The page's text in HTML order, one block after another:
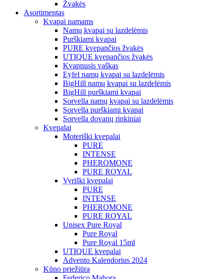
Žvakės
Asortimentas
Kvapai namams
Namų kvapai su lazdelėmis
Purškiami kvapai
PURE kvepančios žvakės
UTIQUE kvepančios žvakės
Kvapnusis vaškas
Eyfel namų kvapai su lazdelėmis
BigHill namų kvapai su lazdelėmis
BigHill purškiami kvapai
Sorvella namų kvapai su lazdelėmis
Sorvella purškiami kvapai
Sorvella dovanų rinkiniai
Kvepalai
Moteriški kvepalai
PURE
INTENSE
PHEROMONE
PURE ROYAL
Vyriški kvepalai
PURE
INTENSE
PHEROMONE
PURE ROYAL
Unisex Pure Royal
Pure Royal
Pure Royal 15ml
UTIQUE kvepalai
Advento Kalendorius 2024
Kūno priežiūra